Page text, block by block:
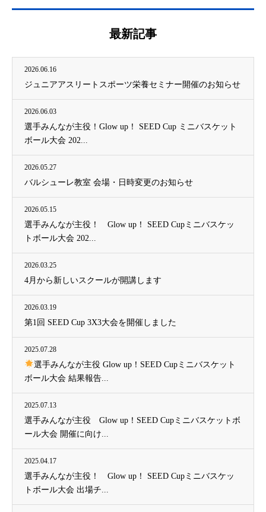
最新記事
2026.06.16
ジュニアアスリートスポーツ栄養セミナー開催のお知らせ
2026.06.03
選手みんなが主役！Glow up！ SEED Cup ミニバスケット
ボール大会 202...
2026.05.27
バルシューレ教室 会場・日時変更のお知らせ
2026.05.15
選手みんなが主役！ Glow up！ SEED Cupミニバスケッ
トボール大会 202...
2026.03.25
4月から新しいスクールが開講します
2026.03.19
第1回 SEED Cup 3X3大会を開催しました
2025.07.28
選手みんなが主役 Glow up！SEED Cupミニバスケット
ボール大会 結果報告...
2025.07.13
選手みんなが主役 Glow up！SEED Cupミニバスケットボ
ール大会 開催に向け...
2025.04.17
選手みんなが主役！ Glow up！ SEED Cupミニバスケッ
トボール大会 出場チ...